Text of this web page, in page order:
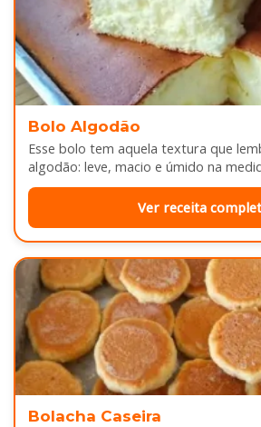
Bolo Algodão
Esse bolo tem aquela textura que
algodão: leve, macio e úmido na
Ver receita
Bolacha Caseira